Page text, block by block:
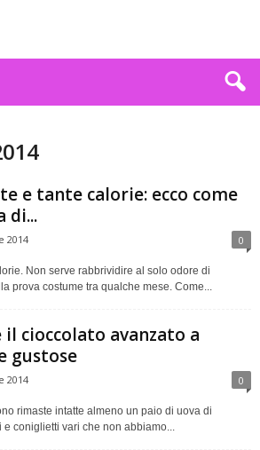
e tante calorie: ecco come
di...
2014 0
Non serve rabbrividire al solo odore di
prova costume tra qualche mese. Come...
cioccolato avanzato a
gustose
2014 0
rimaste intatte almeno un paio di uova di
e coniglietti vari che non abbiamo...